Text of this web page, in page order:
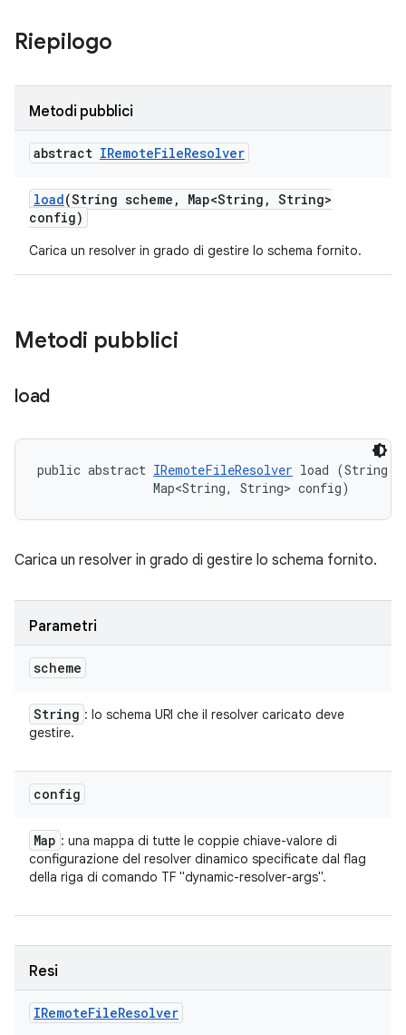
Riepilogo
Metodi pubblici
abstract IRemoteFileResolver
load(String scheme , Map<String , String>
config)
Carica un resolver in grado di gestire lo schema fornito.
Metodi pubblici
load
public abstract IRemoteFileResolver load (String
                Map<String, String> config)
Carica un resolver in grado di gestire lo schema fornito.
Parametri
scheme
String : lo schema URI che il resolver caricato deve
gestire.
config
Map : una mappa di tutte le coppie chiave-valore di
configurazione del resolver dinamico specificate dal flag
della riga di comando TF "dynamic-resolver-args".
Resi
IRemoteFileResolver